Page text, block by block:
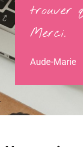
trouver
Merci.
Aude-Marie